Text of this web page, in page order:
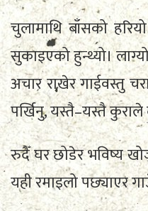
चुलामाथि बाँसको
सुकाइएको हुन्थ्यो।
अचार राखेर गाईवस्तु
पर्खिनु, यस्तै–यस्तै
रुदैँ घर छोडेर भविष्य
यही रमाइलो पछ्याएर